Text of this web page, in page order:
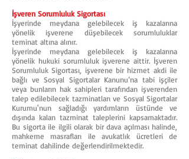
İşveren Sorumluluk Sigortası
İşyerinde meydana gelebilecek iş kazalarına
yönelik işverene düşebilecek sorumluluklar
teminat altına alınır.
İşyerinde meydana gelebilecek iş kazalarına
yönelik hukuki sorumluluk işverene aittir. İşveren
Sorumluluk Sigortası, işverene bir hizmet akdi ile
bağlı ve Sosyal Sigortalar Kanunu’na tabi işçiler
veya bunların hak sahipleri tarafından işverenden
talep edilebilecek tazminatları ve Sosyal Sigortalar
Kurumu'nun sağladığı yardımların üstünde ve
dışında kalan tazminat taleplerini kapsamaktadır.
Bu sigorta ile ilgili olarak bir dava açılması halinde,
mahkeme masrafları ile avukatlık ücretleri de
teminat dahilinde değerlendirilmektedir.